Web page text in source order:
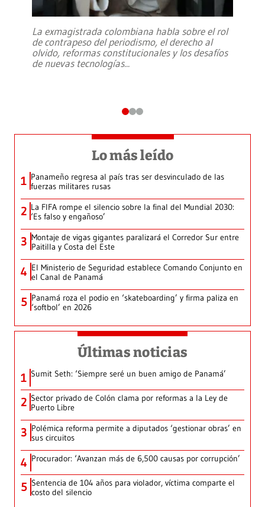
La exmagistrada colombiana habla sobre el rol
de contrapeso del periodismo, el derecho al
olvido, reformas constitucionales y los desafíos
de nuevas tecnologías...
Lo más leído
1 Panameño regresa al país tras ser desvinculado de las
fuerzas militares rusas
2 La FIFA rompe el silencio sobre la final del Mundial 2030:
‘Es falso y engañoso’
3 Montaje de vigas gigantes paralizará el Corredor Sur entre
Paitilla y Costa del Este
4 El Ministerio de Seguridad establece Comando Conjunto en
el Canal de Panamá
5 Panamá roza el podio en ‘skateboarding’ y firma paliza en
‘softbol’ en 2026
Últimas noticias
1 Sumit Seth: ‘Siempre seré un buen amigo de Panamá’
2 Sector privado de Colón clama por reformas a la Ley de
Puerto Libre
3 Polémica reforma permite a diputados ‘gestionar obras’ en
sus circuitos
4 Procurador: ‘Avanzan más de 6,500 causas por corrupción’
5 Sentencia de 104 años para violador, víctima comparte el
costo del silencio